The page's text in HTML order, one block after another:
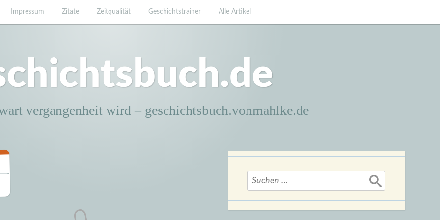
Impressum Zitate Zeitqualität Geschichtstrainer Alle Artikel
vergangenheit wird – geschichtsbuch.vonmahlke.de
Suchen
nach: